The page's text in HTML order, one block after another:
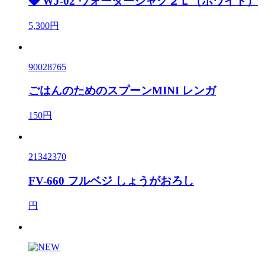
5,300円
90028765
ごはんのためのスプーンMINI レンガ
150円
21342370
FV-660 フルベジ しょうがおろし
円